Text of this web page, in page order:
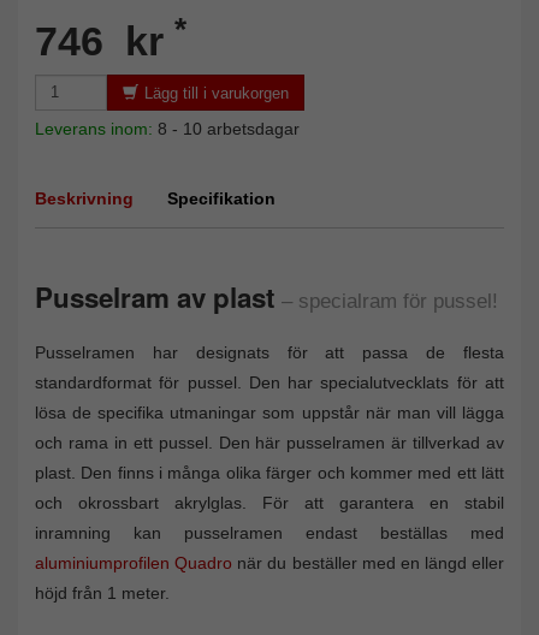
746 kr *
Lägg till i varukorgen
Leverans inom: 8 - 10 arbetsdagar
Beskrivning Specifikation
Pusselram av plast – specialram för pussel!
Pusselramen har designats för att passa de flesta
standardformat för pussel. Den har specialutvecklats för att
lösa de specifika utmaningar som uppstår när man vill lägga
och rama in ett pussel. Den här pusselramen är tillverkad av
plast. Den finns i många olika färger och kommer med ett lätt
och okrossbart akrylglas. För att garantera en stabil
inramning kan pusselramen endast beställas med
aluminiumprofilen Quadro när du beställer med en längd eller
höjd från 1 meter.